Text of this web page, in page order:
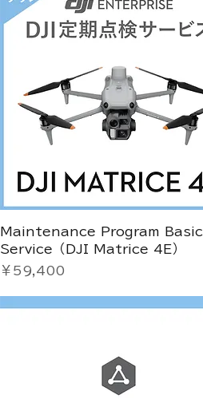
Maintenance Program Basic
Service（DJI Matrice 4E）
価格
￥59,400